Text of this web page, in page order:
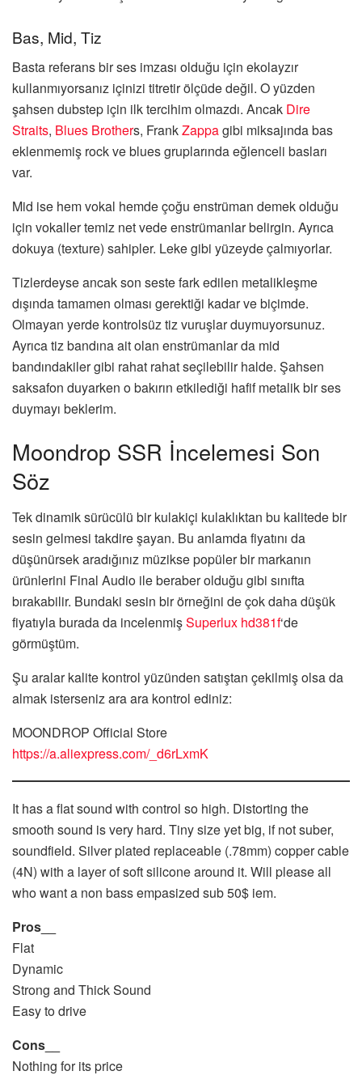
Bas, Mid, Tiz
Basta referans bir ses imzası olduğu için ekolayzır
kullanmıyorsanız içinizi titretir ölçüde değil. O yüzden
şahsen dubstep için ilk tercihim olmazdı. Ancak Dire
Straits, Blues Brothers, FrankZappagibi miksajında bas
eklenmemiş rock ve blues gruplarında eğlenceli basları
var.
Mid ise hem vokal hemde çoğu enstrüman demek olduğu
için vokaller temiz net vede enstrümanlar belirgin. Ayrıca
dokuya (texture) sahipler. Leke gibi yüzeyde çalmıyorlar.
Tizlerdeyse ancak son seste fark edilen metalikleşme
dışında tamamen olması gerektiği kadar ve biçimde.
Olmayan yerde kontrolsüz tiz vuruşlar duymuyorsunuz.
Ayrıca tiz bandına ait olan enstrümanlar da mid
bandındakiler gibi rahat rahat seçilebilir halde. Şahsen
saksafon duyarken o bakırın etkilediği hafif metalik bir ses
duymayı beklerim.
Moondrop SSR İncelemesi Son
Söz
Tek dinamik sürücülü bir kulakiçi kulaklıktan bu kalitede bir
sesin gelmesi takdire şayan. Bu anlamda fiyatını da
düşünürsek aradığınız müzikse popüler bir markanın
ürünlerini Final Audio ile beraber olduğu gibi sınıfta
bırakabilir. Bundaki sesin bir örneğini de çok daha düşük
fiyatıyla burada da incelenmişSuperlux hd381f‘de
görmüştüm.
Şu aralar kalite kontrol yüzünden satıştan çekilmiş olsa da
almak isterseniz ara ara kontrol ediniz:
MOONDROP Official Store
https://a.aliexpress.com/_d6rLxmK
It has a flat sound with control so high. Distorting the
smooth sound is very hard. Tiny size yet big, if not suber,
soundfield. Silver plated replaceable (.78mm) copper cable
(4N) with a layer of soft silicone around it. Will please all
who want a non bass empasized sub 50$ iem.
Pros__
Flat
Dynamic
Strong and Thick Sound
Easy to drive
Cons__
Nothing for its price